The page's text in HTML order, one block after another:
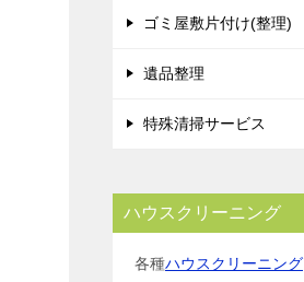
ゴミ屋敷片付け(整理)
遺品整理
特殊清掃サービス
ハウスクリーニング
各種ハウスクリーニング